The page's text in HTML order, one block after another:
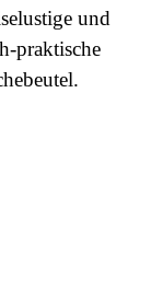
und
praktische